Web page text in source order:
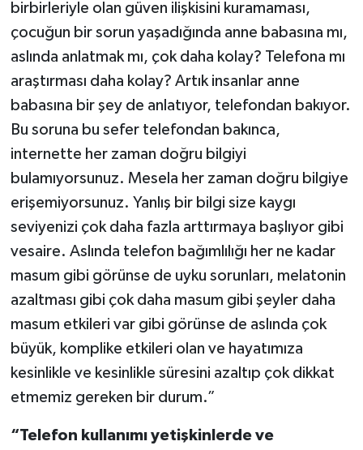
birbirleriyle olan güven ilişkisini kuramaması,
çocuğun bir sorun yaşadığında anne babasına mı,
aslında anlatmak mı, çok daha kolay? Telefona mı
araştırması daha kolay? Artık insanlar anne
babasına bir şey de anlatıyor, telefondan bakıyor.
Bu soruna bu sefer telefondan bakınca,
internette her zaman doğru bilgiyi
bulamıyorsunuz. Mesela her zaman doğru bilgiye
erişemiyorsunuz. Yanlış bir bilgi size kaygı
seviyenizi çok daha fazla arttırmaya başlıyor gibi
vesaire. Aslında telefon bağımlılığı her ne kadar
masum gibi görünse de uyku sorunları, melatonin
azaltması gibi çok daha masum gibi şeyler daha
masum etkileri var gibi görünse de aslında çok
büyük, komplike etkileri olan ve hayatımıza
kesinlikle ve kesinlikle süresini azaltıp çok dikkat
etmemiz gereken bir durum.”
“Telefon kullanımı yetişkinlerde ve